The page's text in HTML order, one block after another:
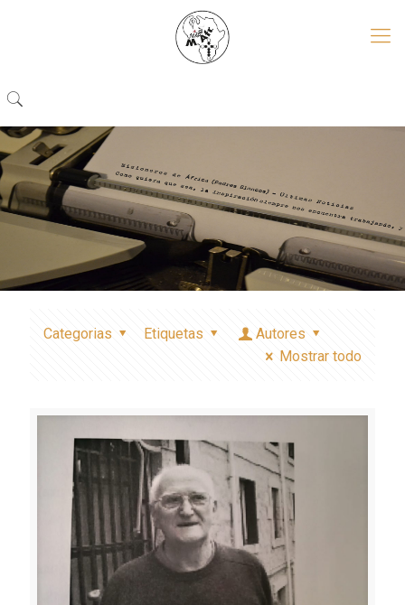
Categorias Etiquetas
Autores
Mostrar todo